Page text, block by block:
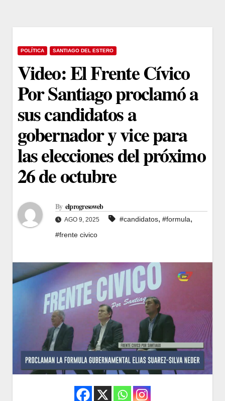
POLÍTICA SANTIAGO DEL ESTERO
Video: El Frente Cívico
Por Santiago proclamó a
sus candidatos a
gobernador y vice para
las elecciones del próximo
26 de octubre
By elprogresoweb
AGO 9, 2025 #candidatos, #formula,
#frente civico